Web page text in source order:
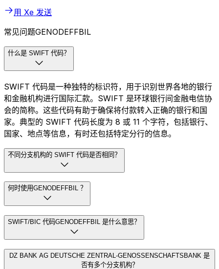
用 Xe 发送
常见问题GENODEFFBIL
什么是 SWIFT 代码？
SWIFT 代码是一种独特的标识符，用于识别世界各地的银行
和金融机构进行国际汇款。SWIFT 是环球银行间金融电信协
会的简称。这些代码有助于确保将付款转入正确的银行和国
家。典型的 SWIFT 代码长度为 8 或 11 个字符，包括银行、
国家、地点等信息，有时还包括特定分行的信息。
不同分支机构的 SWIFT 代码是否相同？
何时使用GENODEFFBIL ？
SWIFT/BIC 代码GENODEFFBIL 是什么意思？
DZ BANK AG DEUTSCHE ZENTRAL-GENOSSENSCHAFTSBANK 是
否有多个分支机构？